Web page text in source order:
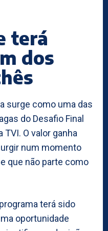
terá
dos
surge como uma das
do Desafio Final
O valor ganha
num momento
que não parte como
terá sido
oportunidade